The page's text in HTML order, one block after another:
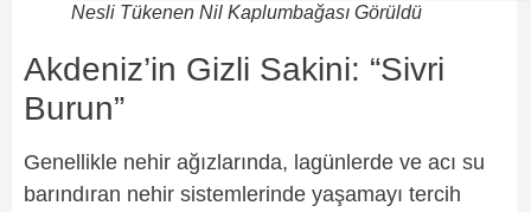
Nesli Tükenen Nil Kaplumbağası Görüldü
Akdeniz’in Gizli Sakini: “Sivri
Burun”
Genellikle nehir ağızlarında, lagünlerde ve acı su
barındıran nehir sistemlerinde yaşamayı tercih